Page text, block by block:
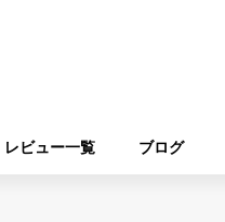
レビュー一覧 ブログ